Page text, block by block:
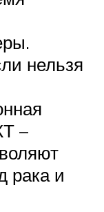
нельзя
–
рака и